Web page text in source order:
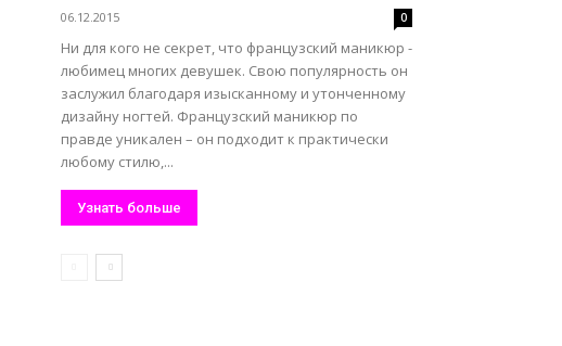
06.12.2015 0
Ни для кого не секрет, что французский маникюр -
любимец многих девушек. Свою популярность он
заслужил благодаря изысканному и утонченному
дизайну ногтей. Французский маникюр по
правде уникален – он подходит к практически
любому стилю,...
Узнать больше